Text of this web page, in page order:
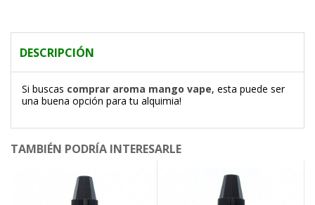
DESCRIPCIÓN
Si buscas comprar aroma mango vape, esta puede ser
una buena opción para tu alquimia!
TAMBIÉN PODRÍA INTERESARLE